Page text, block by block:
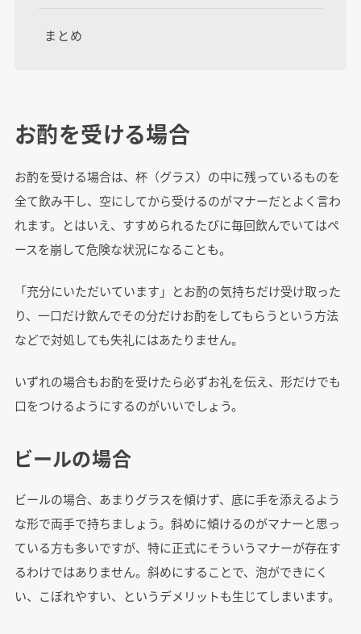
まとめ
お酌を受ける場合
お酌を受ける場合は、杯（グラス）の中に残っているものを
全て飲み干し、空にしてから受けるのがマナーだとよく言わ
れます。とはいえ、すすめられるたびに毎回飲んでいてはペ
ースを崩して危険な状況になることも。
「充分にいただいています」とお酌の気持ちだけ受け取った
り、一口だけ飲んでその分だけお酌をしてもらうという方法
などで対処しても失礼にはあたりません。
いずれの場合もお酌を受けたら必ずお礼を伝え、形だけでも
口をつけるようにするのがいいでしょう。
ビールの場合
ビールの場合、あまりグラスを傾けず、底に手を添えるよう
な形で両手で持ちましょう。斜めに傾けるのがマナーと思っ
ている方も多いですが、特に正式にそういうマナーが存在す
るわけではありません。斜めにすることで、泡ができにく
い、こぼれやすい、というデメリットも生じてしまいます。